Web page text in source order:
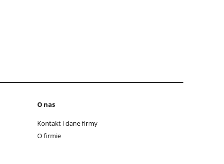
O nas
Kontakt i dane firmy
O firmie